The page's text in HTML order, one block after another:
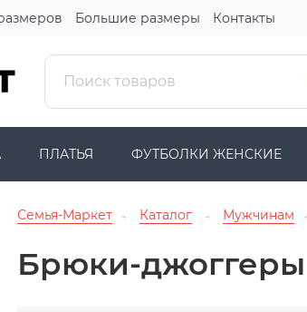
Большие размеры Контакты
ПЛАТЬЯ ФУТБОЛКИ ЖЕНСКИЕ
Семья-Маркет → Каталог → Мужчинам →
Брюки-